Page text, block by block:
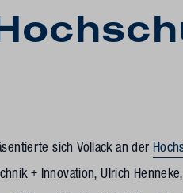
sich Vollack an der
+ Innovation, Ulrich